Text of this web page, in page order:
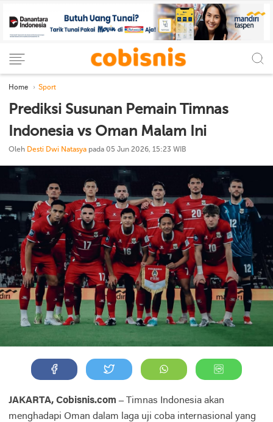
Home Sport
Prediksi Susunan Pemain Timnas
Indonesia vs Oman Malam Ini
Oleh Desti Dwi Natasya pada 05 Jun 2026, 15:23 WIB
JAKARTA, Cobisnis.com –
Timnas Indonesia akan
menghadapi Oman dalam laga uji coba internasional yang